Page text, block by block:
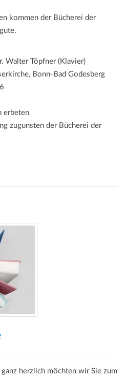
kommen der Bücherei der
Walter Töpfner (Klavier)
Bonn-Bad Godesberg
erbeten
zugunsten der Bücherei der
herzlich möchten wir Sie zum